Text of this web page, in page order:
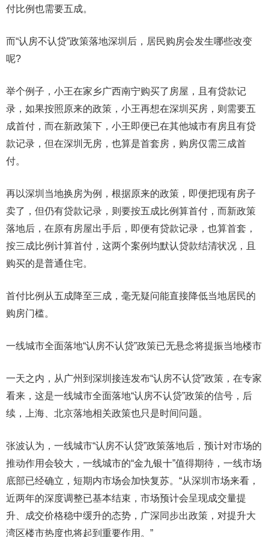
付比例也需要五成。
而“认房不认贷”政策落地深圳后，居民购房会发生哪些改变
呢?
举个例子，小王在家乡广西南宁购买了房屋，且有贷款记
录，如果按照原来的政策，小王再想在深圳买房，则需要五
成首付，而在新政策下，小王即便已在其他城市有房且有贷
款记录，但在深圳无房，也算是首套房，购房仅需三成首
付。
再以深圳当地换房为例，根据原来的政策，即便把现有房子
卖了，但仍有贷款记录，则要按五成比例算首付，而新政策
落地后，在原有房屋出手后，即便有贷款记录，也算首套，
按三成比例计算首付，这两个案例均默认贷款结清状况，且
购买的是普通住宅。
首付比例从五成降至三成，毫无疑问能直接降低当地居民的
购房门槛。
一线城市全面落地“认房不认贷”政策已无悬念将提振当地楼市
一天之内，从广州到深圳接连发布“认房不认贷”政策，在专家
看来，这是一线城市全面落地“认房不认贷”政策的信号，后
续，上海、北京落地相关政策也只是时间问题。
张波认为，一线城市“认房不认贷”政策落地后，预计对市场的
推动作用会较大，一线城市的“金九银十”值得期待，一线市场
底部已经确立，短期内市场会加快复苏。“从深圳市场来看，
近两年的深度调整已基本结束，市场预计会呈现成交量提
升、成交价格稳中缓升的态势，广深同步出政策，对提升大
湾区楼市热度也将起到重要作用。”